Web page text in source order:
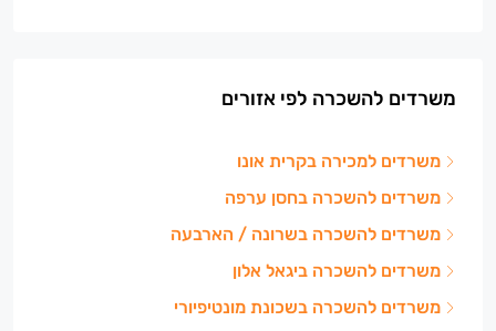
משרדים להשכרה לפי אזורים
משרדים למכירה בקרית אונו
משרדים להשכרה בחסן ערפה
משרדים להשכרה בשרונה / הארבעה
משרדים להשכרה ביגאל אלון
משרדים להשכרה בשכונת מונטיפיורי